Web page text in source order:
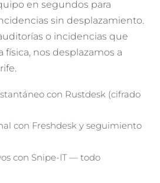
en segundos para
sin desplazamiento.
o incidencias que
nos desplazamos a
con Rustdesk (cifrado
con Freshdesk y seguimiento
con Snipe-IT — todo